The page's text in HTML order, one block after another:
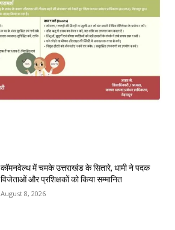
कॉमनवेल्थ में चमके उत्तराखंड के सितारे, धामी ने पदक
विजेताओं और प्रशिक्षकों को किया सम्मानित
August 8, 2026